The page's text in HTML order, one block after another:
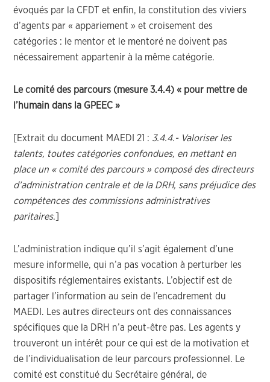
évoqués par la CFDT et enfin, la constitution des viviers
d’agents par « appariement » et croisement des
catégories : le mentor et le mentoré ne doivent pas
nécessairement appartenir à la même catégorie.
Le comité des parcours (mesure 3.4.4) « pour mettre de
l’humain dans la GPEEC »
[Extrait du document MAEDI 21 : 3.4.4.- Valoriser les
talents, toutes catégories confondues, en mettant en
place un « comité des parcours » composé des directeurs
d’administration centrale et de la DRH, sans préjudice des
compétences des commissions administratives
paritaires.]
L’administration indique qu’il s’agit également d’une
mesure informelle, qui n’a pas vocation à perturber les
dispositifs réglementaires existants. L’objectif est de
partager l’information au sein de l’encadrement du
MAEDI. Les autres directeurs ont des connaissances
spécifiques que la DRH n’a peut-être pas. Les agents y
trouveront un intérêt pour ce qui est de la motivation et
de l’individualisation de leur parcours professionnel. Le
comité est constitué du Secrétaire général, de